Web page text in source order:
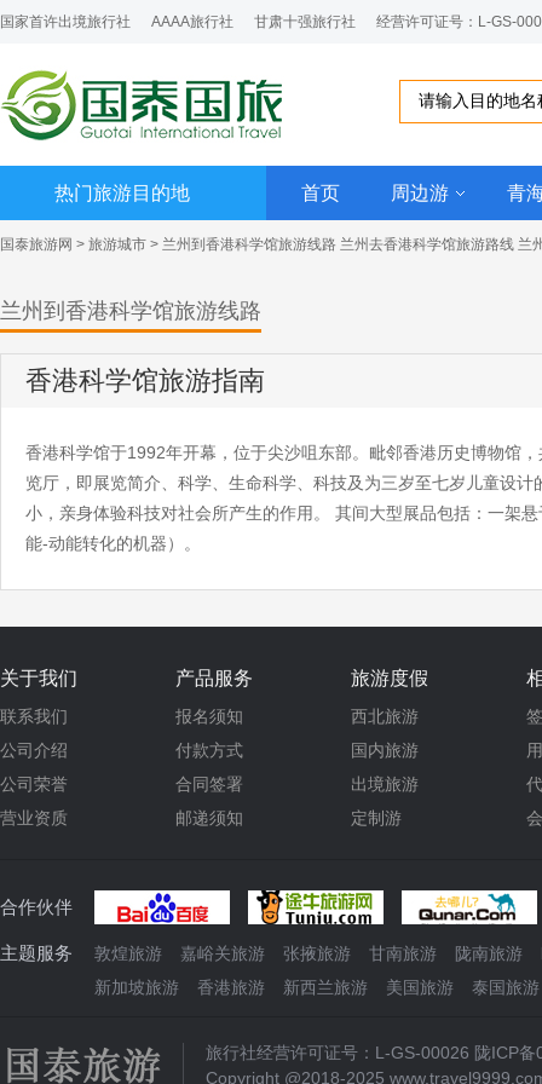
国家首许出境旅行社 AAAA旅行社 甘肃十强旅行社 经营许可证号：L-GS-
热门旅游目的地 首页 周边游 青
国泰旅游网 > 旅游城市 > 兰州到香港科学馆旅游线路 兰州去香港科学馆旅游路线
兰州到香港科学馆旅游线路
香港科学馆旅游指南
香港科学馆于1992年开幕，位于尖沙咀东部。毗邻香港历史博物馆
览厅，即展览简介、科学、生命科学、科技及为三岁至七岁儿童设
小，亲身体验科技对社会所产生的作用。 其间大型展品包括：一架
能-动能转化的机器）。
关于我们
联系我们
公司介绍
公司荣誉
营业资质
产品服务
报名须知
付款方式
合同签署
邮递须知
旅游度假
西北旅游
国内旅游
出境旅游
定制游
合作伙伴
主题服务 敦煌旅游 嘉峪关旅游 张掖旅游 甘南旅游 陇南旅游
新加坡旅游
香港旅游 新西兰旅游 美国旅游 泰国旅游
旅行社经营许可证号：L-GS-00026 陇ICP
Copyright @2018-2025